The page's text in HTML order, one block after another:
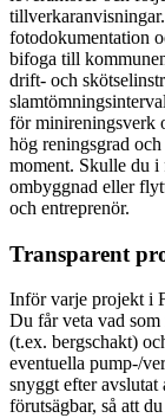
fotodokumentation
bifoga till
drift- och
för minireningsverk
hög reningsgrad
moment. Skulle du i
ombyggnad eller
och entreprenör.
Transparent
Inför varje projekt i
Du får veta vad
(t.ex. bergschakt)
eventuella pump-/
snyggt efter
förutsägbar, så att